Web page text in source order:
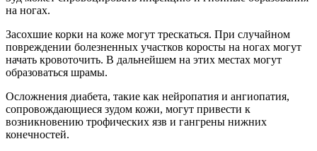
на ногах.
Засохшие корки на коже могут трескаться. При случайном
повреждении болезненных участков коросты на ногах могут
начать кровоточить. В дальнейшем на этих местах могут
образоваться шрамы.
Осложнения диабета, такие как нейропатия и ангиопатия,
сопровождающиеся зудом кожи, могут привести к
возникновению трофических язв и гангрены нижних
конечностей.